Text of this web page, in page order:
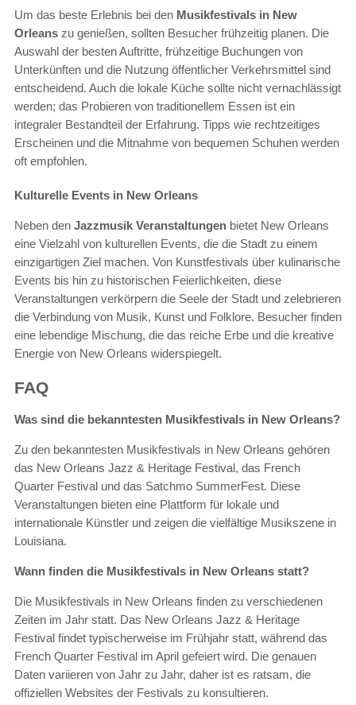
Um das beste Erlebnis bei den Musikfestivals in New
Orleans zu genießen, sollten Besucher frühzeitig planen. Die
Auswahl der besten Auftritte, frühzeitige Buchungen von
Unterkünften und die Nutzung öffentlicher Verkehrsmittel sind
entscheidend. Auch die lokale Küche sollte nicht vernachlässigt
werden; das Probieren von traditionellem Essen ist ein
integraler Bestandteil der Erfahrung. Tipps wie rechtzeitiges
Erscheinen und die Mitnahme von bequemen Schuhen werden
oft empfohlen.
Kulturelle Events in New Orleans
Neben den Jazzmusik Veranstaltungen bietet New Orleans
eine Vielzahl von kulturellen Events, die die Stadt zu einem
einzigartigen Ziel machen. Von Kunstfestivals über kulinarische
Events bis hin zu historischen Feierlichkeiten, diese
Veranstaltungen verkörpern die Seele der Stadt und zelebrieren
die Verbindung von Musik, Kunst und Folklore. Besucher finden
eine lebendige Mischung, die das reiche Erbe und die kreative
Energie von New Orleans widerspiegelt.
FAQ
Was sind die bekanntesten Musikfestivals in New Orleans?
Zu den bekanntesten Musikfestivals in New Orleans gehören
das New Orleans Jazz & Heritage Festival, das French
Quarter Festival und das Satchmo SummerFest. Diese
Veranstaltungen bieten eine Plattform für lokale und
internationale Künstler und zeigen die vielfältige Musikszene in
Louisiana.
Wann finden die Musikfestivals in New Orleans statt?
Die Musikfestivals in New Orleans finden zu verschiedenen
Zeiten im Jahr statt. Das New Orleans Jazz & Heritage
Festival findet typischerweise im Frühjahr statt, während das
French Quarter Festival im April gefeiert wird. Die genauen
Daten variieren von Jahr zu Jahr, daher ist es ratsam, die
offiziellen Websites der Festivals zu konsultieren.